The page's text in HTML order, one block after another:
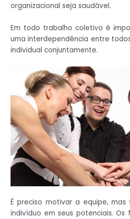
organizacional seja saudável.
Em todo trabalho coletivo é
uma interdependência entre
individual conjuntamente.
É preciso motivar a equipe,
indivíduo em seus potenciais. Os